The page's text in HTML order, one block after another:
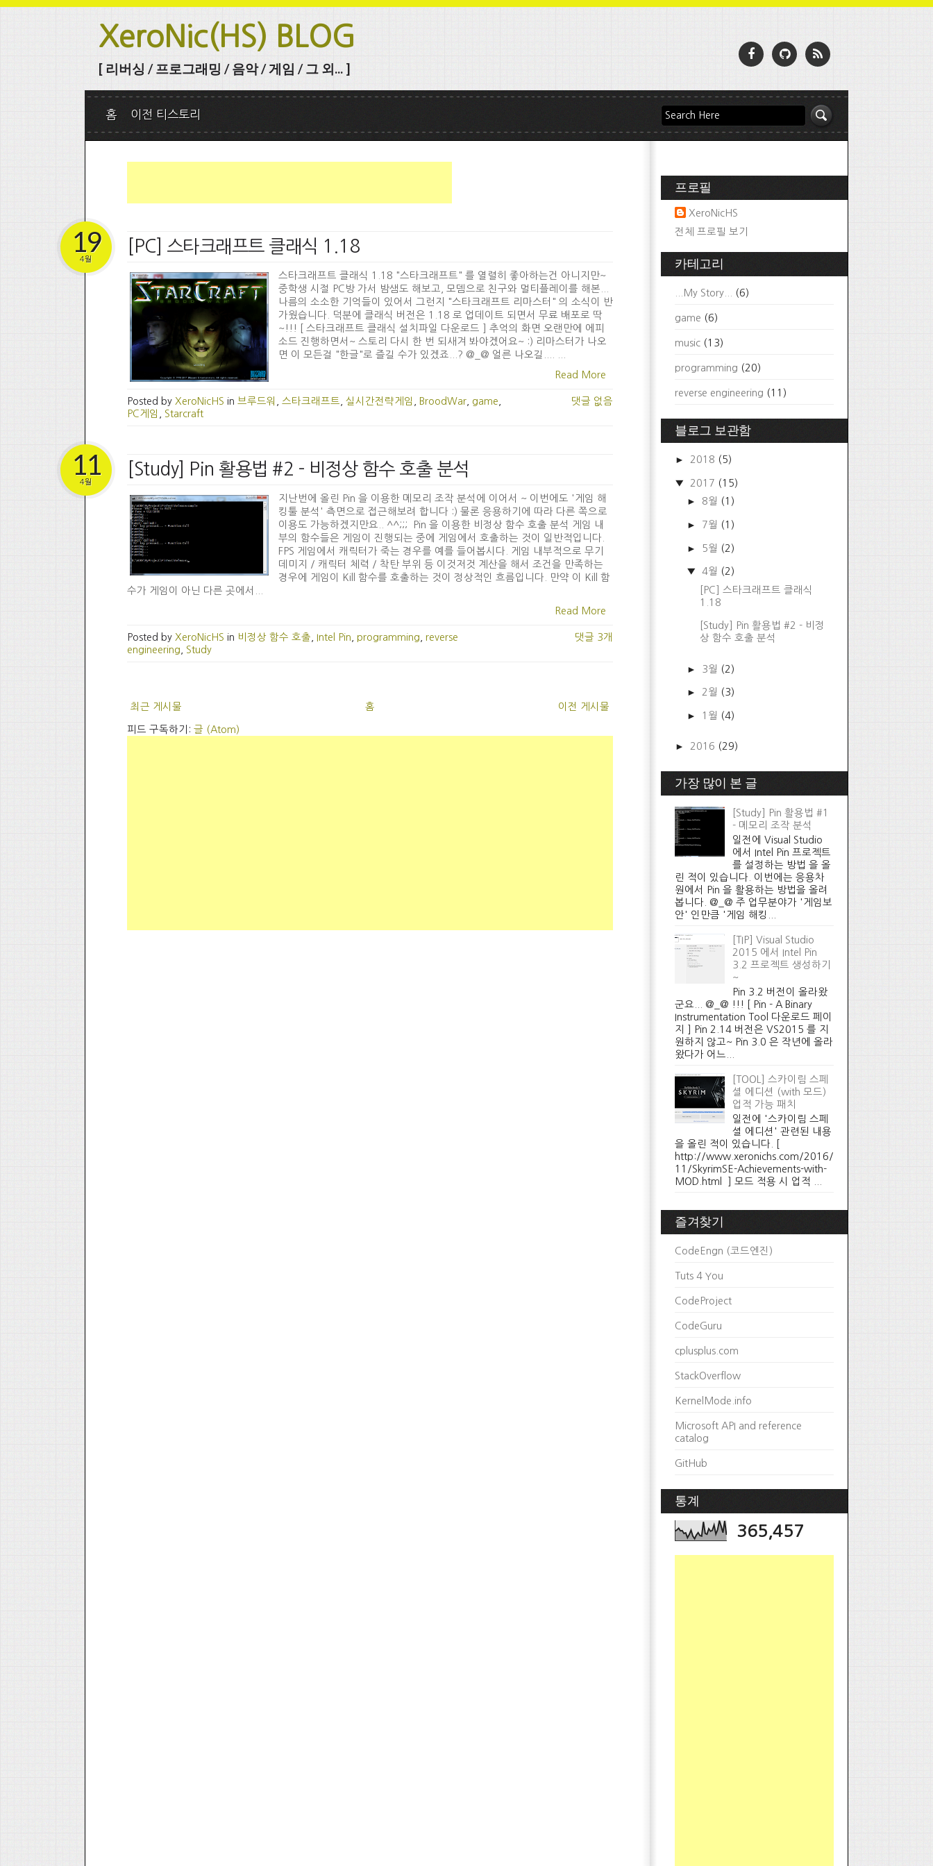
XeroNic(HS) BLOG
[ 리버싱 / 프로그래밍 / 음악 / 게임 / 그 외... ]
홈 이전 티스토리
[PC] 스타크래프트 클래식 1.18
19
4월
스타크래프트 클래식 1.18 "스타크래프트" 를 열렬히 좋아하는건 아니지만~
중학생 시절 PC방 가서 밤샘도 해보고, 모뎀으로 친구와 멀티플레이를 해본...
나름의 소소한 기억들이 있어서 그런지 "스타크래프트 리마스터" 의 소식이 반
가웠습니다. 덕분에 클래식 버전은 1.18 로 업데이트 되면서 무료 배포로 딱
~!!! [ 스타크래프트 클래식 설치파일 다운로드 ] 추억의 화면 오랜만에 에피
소드 진행하면서~ 스토리 다시 한 번 되새겨 봐야겠어요~ :) 리마스터가 나오
면 이 모든걸 "한글"로 즐길 수가 있겠죠...? @_@ 얼른 나오길.... ...
Read More
Posted by XeroNicHS in 브루드워 스타크래프트 실시간전략게임 BroodWar game
PC게임
Starcraft
댓글 없음
[Study] Pin 활용법 #2 - 비정상 함수 호출 분석
11
4월
지난번에 올린 Pin 을 이용한 메모리 조작 분석에 이어서 ~ 이번에도 '게임 해
킹툴 분석' 측면으로 접근해보려 합니다 :) 물론 응용하기에 따라 다른 쪽으로
이용도 가능하겠지만요.. ^^;;; Pin 을 이용한 비정상 함수 호출 분석 게임 내
부의 함수들은 게임이 진행되는 중에 게임에서 호출하는 것이 일반적입니다.
FPS 게임에서 캐릭터가 죽는 경우를 예를 들어봅시다. 게임 내부적으로 무기
데미지 / 캐릭터 체력 / 착탄 부위 등 이것저것 계산을 해서 조건을 만족하는
경우에 게임이 Kill 함수를 호출하는 것이 정상적인 흐름입니다. 만약 이 Kill 함
수가 게임이 아닌 다른 곳에서...
Read More
Posted by XeroNicHS in 비정상 함수 호출 Intel Pin programming
reverse
engineering
Study
댓글 3개
최근 게시물 이전 게시물
홈
피드 구독하기: 글 (Atom)
프로필
XeroNicHS
전체 프로필 보기
카테고리
...My Story... (6)
game (6)
music (13)
programming (20)
reverse engineering (11)
블로그 보관함
► 2018 (5)
▼ 2017 (15)
► 8월 (1)
► 7월 (1)
► 5월 (2)
▼4월 (2)
[PC] 스타크래프트 클래식
1.18
[Study] Pin 활용법 #2 - 비정
상 함수 호출 분석
► 3월 (2)
► 2월 (3)
► 1월 (4)
► 2016 (29)
가장 많이 본 글
[Study] Pin 활용법 #1
- 메모리 조작 분석
일전에 Visual Studio
에서 Intel Pin 프로젝트
를 설정하는 방법 을 올
린 적이 있습니다. 이번에는 응용차
원에서 Pin 을 활용하는 방법을 올려
봅니다. @_@ 주 업무분야가 '게임보
안' 인만큼 '게임 해킹...
[TIP] Visual Studio
2015 에서 Intel Pin
3.2 프로젝트 생성하기
~
Pin 3.2 버전이 올라왔
군요... @_@ !!! [ Pin - A Binary
Instrumentation Tool 다운로드 페이
지 ] Pin 2.14 버전은 VS2015 를 지
원하지 않고~ Pin 3.0 은 작년에 올라
왔다가 어느...
[TOOL] 스카이림 스페
셜 에디션 (with 모드)
업적 가능 패치
일전에 '스카이림 스페
셜 에디션' 관련된 내용
을 올린 적이 있습니다. [
http://www.xeronichs.com/2016/
11/SkyrimSE-Achievements-with-
MOD.html ] 모드 적용 시 업적 ...
즐겨찾기
CodeEngn (코드엔진)
Tuts 4 You
CodeProject
CodeGuru
cplusplus.com
StackOverflow
KernelMode.info
Microsoft API and reference
catalog
GitHub
통계
365,457